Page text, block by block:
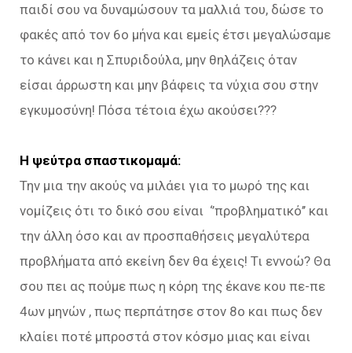
παιδί σου να δυναμώσουν τα μαλλιά του, δώσε το
φακές από τον 6ο μήνα και εμείς έτσι μεγαλώσαμε
το κάνει και η Σπυριδούλα, μην θηλάζεις όταν
είσαι άρρωστη και μην βάφεις τα νύχια σου στην
εγκυμοσύνη! Πόσα τέτοια έχω ακούσει???
Η ψεύτρα σπαστικομαμά:
Την μια την ακούς να μιλάει για το μωρό της και
νομίζεις ότι το δικό σου είναι ‘’προβληματικό’’ και
την άλλη όσο και αν προσπαθήσεις μεγαλύτερα
προβλήματα από εκείνη δεν θα έχεις! Τι εννοώ? Θα
σου πει ας πούμε πως η κόρη της έκανε κου πε-πε
4ων μηνών , πως περπάτησε στον 8ο και πως δεν
κλαίει ποτέ μπροστά στον κόσμο μιας και είναι